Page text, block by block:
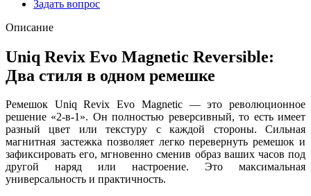
Задать вопрос
Описание
Uniq Revix Evo Magnetic Reversible:
Два стиля в одном ремешке
Ремешок Uniq Revix Evo Magnetic — это революционное
решение «2-в-1». Он полностью реверсивный, то есть имеет
разный цвет или текстуру с каждой стороны. Сильная
магнитная застежка позволяет легко перевернуть ремешок и
зафиксировать его, мгновенно сменив образ ваших часов под
другой наряд или настроение. Это максимальная
универсальность и практичность.